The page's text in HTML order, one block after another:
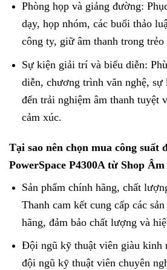
Phòng họp và giảng đường:
dạy, họp nhóm, các buổi thảo
công ty, giữ âm thanh trong trẻo
Sự kiện giải trí và biểu diễn:
diễn, chương trình văn nghệ,
đến trải nghiệm âm thanh tuyệt
cảm xúc.
Tại sao nên chọn mua công suất
PowerSpace P4300A từ Shop
Sản phẩm chính hãng, chất
Thanh cam kết cung cấp các
hãng, đảm bảo chất lượng và
Đội ngũ kỹ thuật viên giàu kinh
đội ngũ kỹ thuật viên chuyên